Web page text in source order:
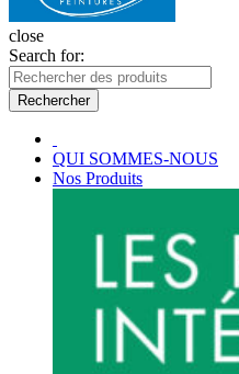
close
Search for:
Rechercher
QUI SOMMES-NOUS
Nos Produits